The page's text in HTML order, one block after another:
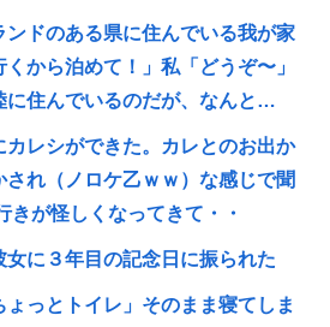
ンドのある県に住んでいる我が家
から泊めて！」私「どうぞ〜」
住んでいるのだが、なんと…
カレシができた。カレとのお出か
れ（ノロケ乙ｗｗ）な感じで聞
が怪しくなってきて・・
女に３年目の記念日に振られた
っとトイレ」そのまま寝てしま